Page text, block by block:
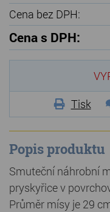
Cena bez DPH:
Cena s DPH:
Tisk
Popis produktu
Smuteční náhrobní
pryskyřice v
Průměr mísy je 29